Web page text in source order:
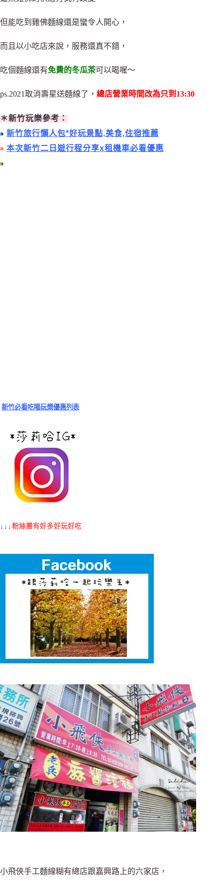
但能吃到雞佛麵線還是蠻令人開心 ，
而且以小吃店來說，服務還真不錯，
吃個麵線還有免費的冬瓜茶可以喝喔～
ps.2021取消壽星送麵線了， 總店營業時間改為只到13:30
＊新竹玩樂參考：
新竹旅行懶人包*好玩景點,美食,住宿推薦
本次新竹二日遊行程分享x租機車必看優惠
新竹必看吃喝玩樂優惠列表
↓↓↓ 粉絲團有好多好玩好吃
小飛俠手工麵線糊有總店跟嘉興路上的六家店，